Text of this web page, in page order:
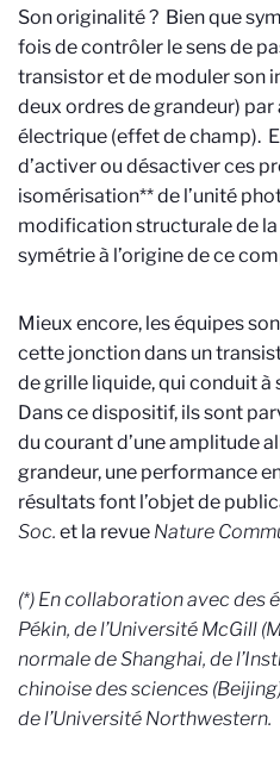
Son originalité ? Bien que
fois de contrôler le sens de
transistor et de moduler son
deux ordres de grandeur)
électrique (effet de champ).
d’activer ou désactiver ces
isomérisation** de l’unité
modification structurale de la
symétrie à l’origine de ce
Mieux encore, les équipes
cette jonction dans un
de grille liquide, qui conduit
Dans ce dispositif, ils sont
du courant d’une amplitude
grandeur, une performance
résultats font l’objet de
Soc. et la revue Nature
(*) En collaboration avec des
Pékin, de l’Université McGill
normale de Shanghai, de
chinoise des sciences
de l’Université Northwestern.